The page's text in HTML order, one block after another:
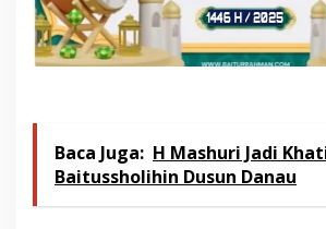
Baca Juga: H Mashuri Jadi
Baitussholihin Dusun Danau